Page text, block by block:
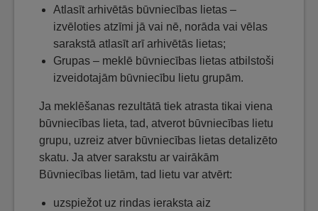
Atlasīt arhivētās būvniecības lietas –
izvēloties atzīmi jā vai nē, norāda vai vēlas
sarakstā atlasīt arī arhivētās lietas;
Grupas – meklē būvniecības lietas atbilstoši
izveidotajām būvniecību lietu grupām.
Ja meklēšanas rezultātā tiek atrasta tikai viena
būvniecības lieta, tad, atverot būvniecības lietu
grupu, uzreiz atver būvniecības lietas detalizēto
skatu. Ja atver sarakstu ar vairākām
Būvniecības lietām, tad lietu var atvērt:
uzspiežot uz rindas ieraksta aiz